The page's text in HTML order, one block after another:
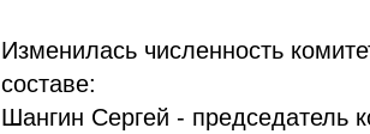
Изменилась численность
составе:
Шангин Сергей - председатель